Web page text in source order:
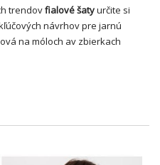
trendovfialovéšatyurčite si
návrhov pre jarnú
na móloch av zbierkach